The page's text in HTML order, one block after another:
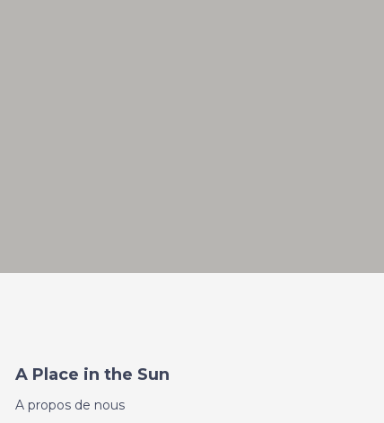
A Place in the Sun
A propos de nous